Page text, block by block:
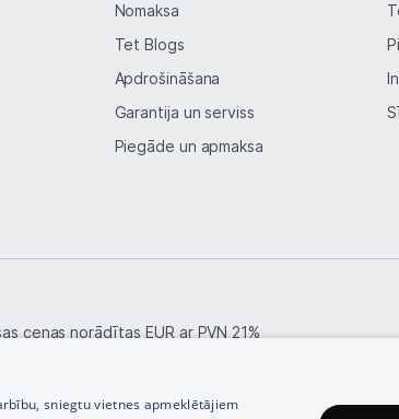
Nomaksa
Tet Blogs
Apdrošināšana
Garantija un serviss
Piegāde un apmaksa
cenas norādītas EUR ar PVN 21%
sniegtu vietnes apmeklētājiem